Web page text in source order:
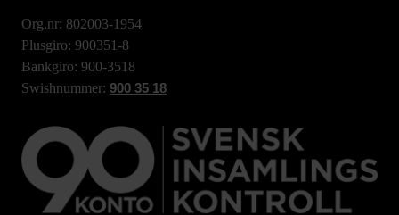
Org.nr: 802003-1954
Plusgiro: 900351-8
Bankgiro: 900-3518
Swishnummer: 900 35 18